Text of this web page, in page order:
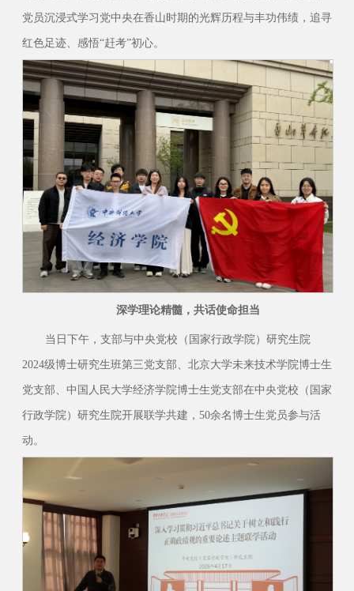
党员沉浸式学习党中央在香山时期的光辉历程与丰功伟绩，追寻
红色足迹、感悟“赶考”初心。
深学理论精髓，共话使命担当
当日下午，支部与中央党校（国家行政学院）研究生院
2024级博士研究生班第三党支部、北京大学未来技术学院博士生
党支部、中国人民大学经济学院博士生党支部在中央党校（国家
行政学院）研究生院开展联学共建，50余名博士生党员参与活
动。